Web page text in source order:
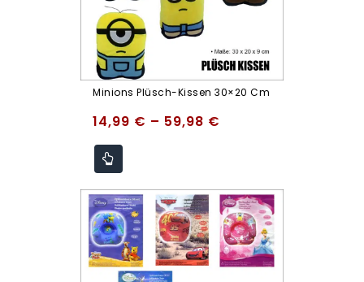
Minions Plüsch-Kissen 30×20 Cm
14,99 € – 59,98 €